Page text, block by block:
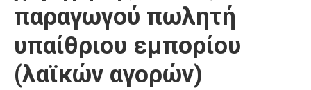
παραγωγού πωλητή
υπαίθριου εμπορίου
(λαϊκών αγορών)